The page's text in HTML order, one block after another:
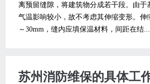
离预留缝隙，将建筑物分成若干段。由于
气温影响较小，故不考虑其伸缩变形。伸
～30mm，缝内应填保温材料，间距在结...
苏州消防维保的具体工